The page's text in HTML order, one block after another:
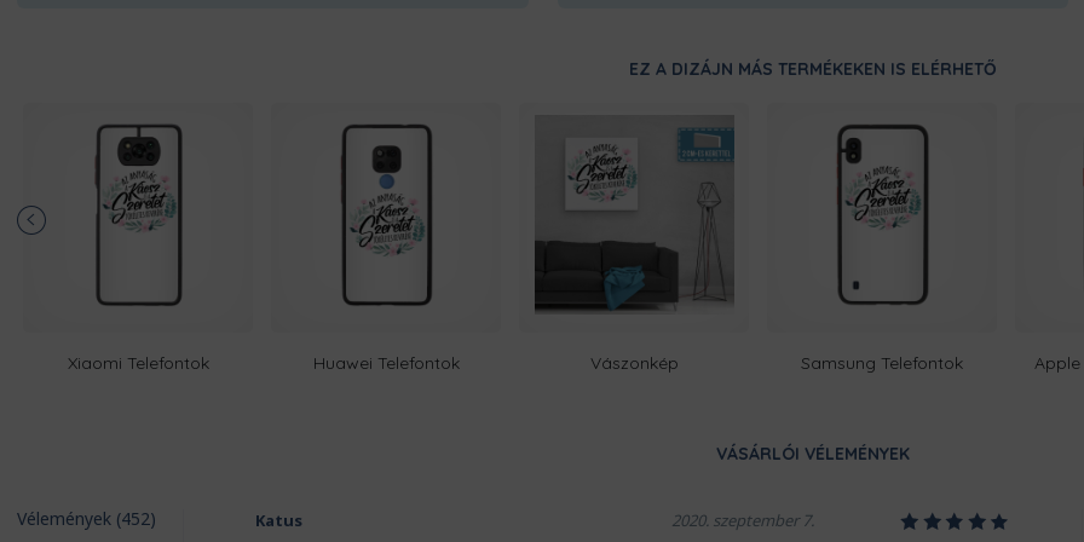
bosszankodnod.
Ezt a terméket a kínálatunkban
minél gyorsabban elkészüljenek
ropogósan, kerüljön hozzád!
EZ A DIZÁJN MÁS TERMÉKEKEN IS ELÉRHETŐ
Xiaomi Telefontok Huawei Telefontok Vászonkép Samsung Telefontok Apple
VÁSÁRLÓI VÉLEMÉNYEK
Vélemények (452) Katus 2020. szeptember 7. 12345